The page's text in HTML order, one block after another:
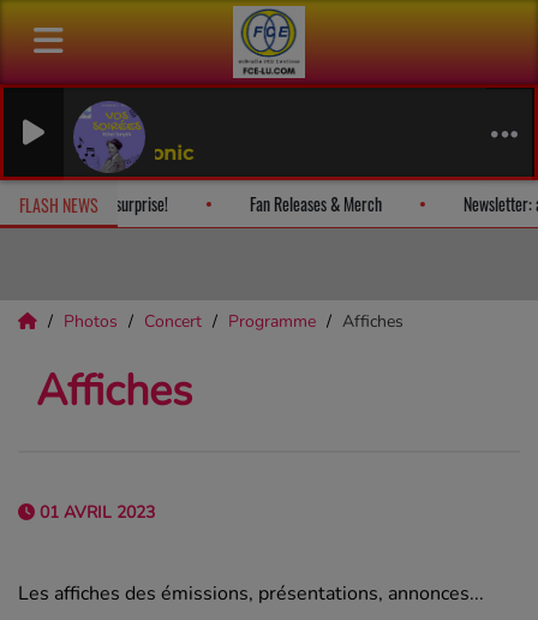
FLASH NEWS
vous (et nous) plaisir et recevez un album-surprise! Fan Releases & Merch
Photos Concert Programme Affiches
Affiches
01 AVRIL 2023
Les affiches des émissions, présentations, annonces...